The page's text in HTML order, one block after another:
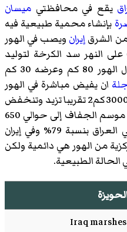
يقع في محافظتي ميسان
بإنشاء محمية طبيعية فيه
الشرقإيران ويصب في الهور
على النهر سد الكرخة لتوليد
الطاقة وتخزين المياه ويبلغ طول الهور 80 كم وعرضه 30 كم
ان يفيض مباشرة في الهور
وتصل مساحة الهور القصوى إلى 3000 كم2 تقريبا تزيد وتنخفض
بحسب نسبة المياه وقد تصل في موسم الجفاف إلى حوالي 650
كم2 وتعد نسبة مساحة الهور في العراق بنسبة 79% وفي إيران
من الهور هي دائمية ولكن
الطبيعية.